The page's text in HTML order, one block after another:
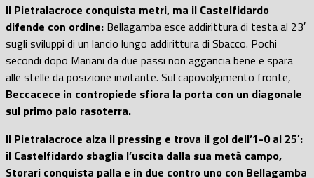
Il Pietralacroce conquista metri, ma il Castelfidardo
difende con ordine: Bellagamba esce addirittura di testa al 23′
sugli sviluppi di un lancio lungo addirittura di Sbacco. Pochi
secondi dopo Mariani da due passi non aggancia bene e spara
alle stelle da posizione invitante. Sul capovolgimento fronte,
Beccacece in contropiede sfiora la porta con un diagonale
sul primo palo rasoterra.
Il Pietralacroce alza il pressing e trova il gol dell’1-0 al 25′:
il Castelfidardo sbaglia l’uscita dalla sua metà campo,
Storari conquista palla e in due contro uno con Bellagamba